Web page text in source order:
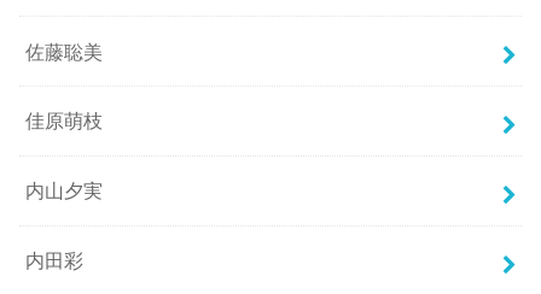
佐藤聡美
佳原萌枝
内山夕実
内田彩